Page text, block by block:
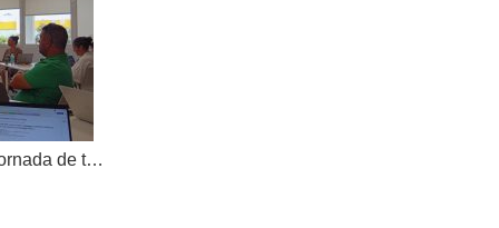
AKOE tanca el curs amb una jornada de treball compartit i dona la benvinguda a una nova cooperativa